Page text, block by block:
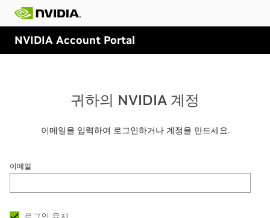
NVIDIA Account Portal
귀하의 NVIDIA 계정
이메일을 입력하여 로그인하거나 계정을 만드세요.
이메일